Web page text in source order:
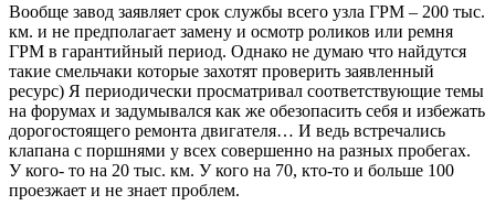
Вообще завод заявляет срок службы всего узла ГРМ – 200 тыс.
км. и не предполагает замену и осмотр роликов или ремня
ГРМ в гарантийный период. Однако не думаю что найдутся
такие смельчаки которые захотят проверить заявленный
ресурс) Я периодически просматривал соответствующие темы
на форумах и задумывался как же обезопасить себя и избежать
дорогостоящего ремонта двигателя… И ведь встречались
клапана с поршнями у всех совершенно на разных пробегах.
У кого- то на 20 тыс. км. У кого на 70, кто-то и больше 100
проезжает и не знает проблем.